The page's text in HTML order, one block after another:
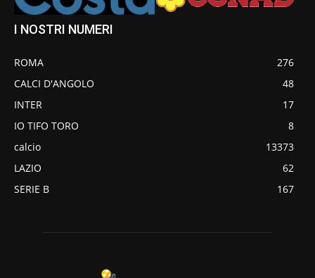
I NOSTRI NUMERI
ROMA
276
CALCI D'ANGOLO
48
INTER
17
IO TIFO TORO
8
calcio
13373
LAZIO
62
SERIE B
167